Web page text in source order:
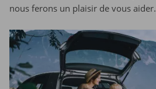
nous ferons un plaisir de vous aider.